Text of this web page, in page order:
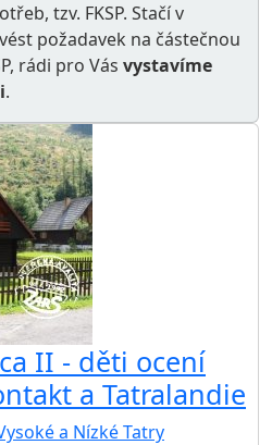
, tzv. FKSP. Stačí v
požadavek na částečnou
rádi pro Vás vystavíme
.
II - děti ocení
a Tatralandie
a Nízké Tatry